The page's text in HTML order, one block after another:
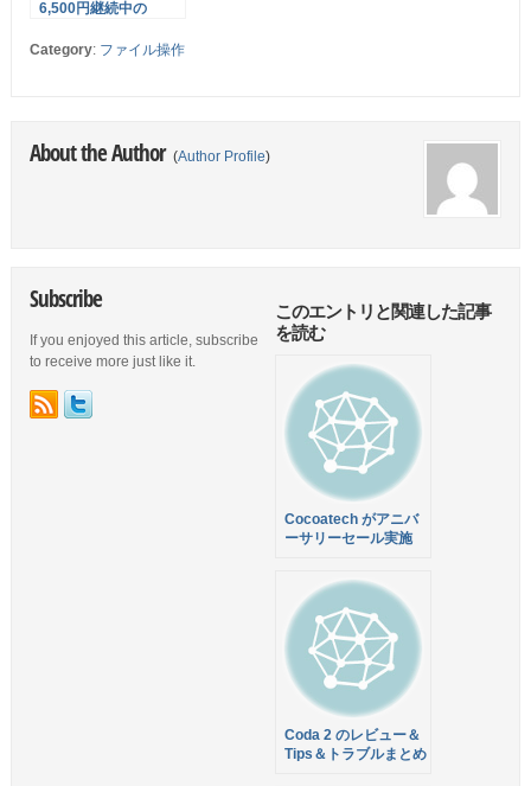
6,500円継続中の
スされました！さらに
Category: ファイル操作
About the Author (Author Profile)
このエントリと関連した記事
を読む
Cocoatech がアニバ
ーサリーセール実施
なるクーポンあります
Coda 2 のレビュー＆
Tips＆トラブルまとめ
Subscribe
If you enjoyed this article, subscribe
to receive more just like it.